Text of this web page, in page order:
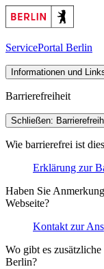
ServicePortal Berlin
Informationen und
Barrierefreiheit
Schließen:
Wie barrierefrei ist
Erklärung zur
Haben Sie
Webseite?
Kontakt zur
Wo gibt es
Berlin?